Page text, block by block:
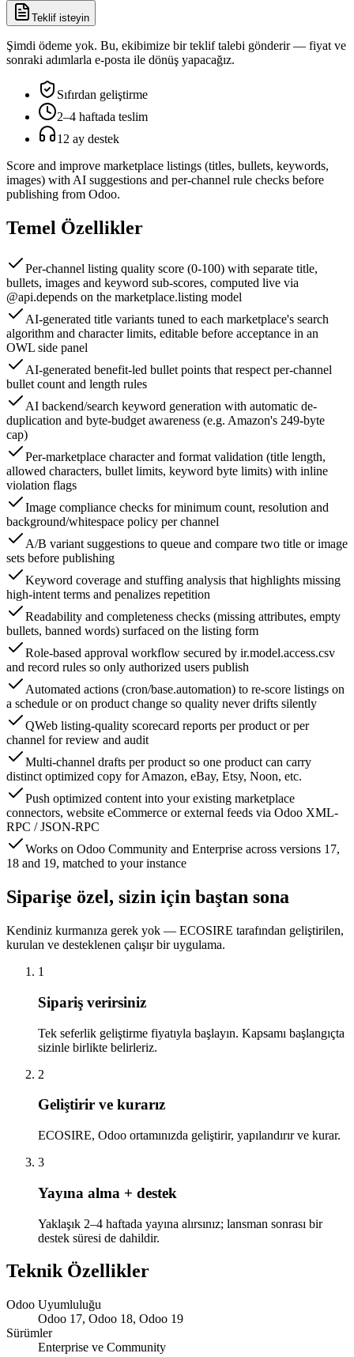
Teklif isteyin
Şimdi ödeme yok. Bu, ekibimize bir teklif talebi gönderir — fiyat ve
sonraki adımlarla e-posta ile dönüş yapacağız.
Sıfırdan geliştirme
2–4 haftada teslim
12 ay destek
Score and improve marketplace listings (titles, bullets, keywords,
images) with AI suggestions and per-channel rule checks before
publishing from Odoo.
Temel Özellikler
Per-channel listing quality score (0-100) with separate title,
bullets, images and keyword sub-scores, computed live via
@api.depends on the marketplace.listing model
AI-generated title variants tuned to each marketplace's search
algorithm and character limits, editable before acceptance in an
OWL side panel
AI-generated benefit-led bullet points that respect per-channel
bullet count and length rules
AI backend/search keyword generation with automatic de-
duplication and byte-budget awareness (e.g. Amazon's 249-byte
cap)
Per-marketplace character and format validation (title length,
allowed characters, bullet limits, keyword byte limits) with inline
violation flags
Image compliance checks for minimum count, resolution and
background/whitespace policy per channel
A/B variant suggestions to queue and compare two title or image
sets before publishing
Keyword coverage and stuffing analysis that highlights missing
high-intent terms and penalizes repetition
Readability and completeness checks (missing attributes, empty
bullets, banned words) surfaced on the listing form
Role-based approval workflow secured by ir.model.access.csv
and record rules so only authorized users publish
Automated actions (cron/base.automation) to re-score listings on
a schedule or on product change so quality never drifts silently
QWeb listing-quality scorecard reports per product or per
channel for review and audit
Multi-channel drafts per product so one product can carry
distinct optimized copy for Amazon, eBay, Etsy, Noon, etc.
Push optimized content into your existing marketplace
connectors, website eCommerce or external feeds via Odoo XML-
RPC / JSON-RPC
Works on Odoo Community and Enterprise across versions 17,
18 and 19, matched to your instance
Siparişe özel, sizin için baştan sona
Kendiniz kurmanıza gerek yok — ECOSIRE tarafından geliştirilen,
kurulan ve desteklenen çalışır bir uygulama.
1
Sipariş verirsiniz
Tek seferlik geliştirme fiyatıyla başlayın. Kapsamı başlangıçta
sizinle birlikte belirleriz.
2
Geliştirir ve kurarız
ECOSIRE, Odoo ortamınızda geliştirir, yapılandırır ve kurar.
3
Yayına alma + destek
Yaklaşık 2–4 haftada yayına alırsınız; lansman sonrası bir
destek süresi de dahildir.
Teknik Özellikler
Odoo Uyumluluğu
Odoo 17, Odoo 18, Odoo 19
Sürümler
Enterprise ve Community